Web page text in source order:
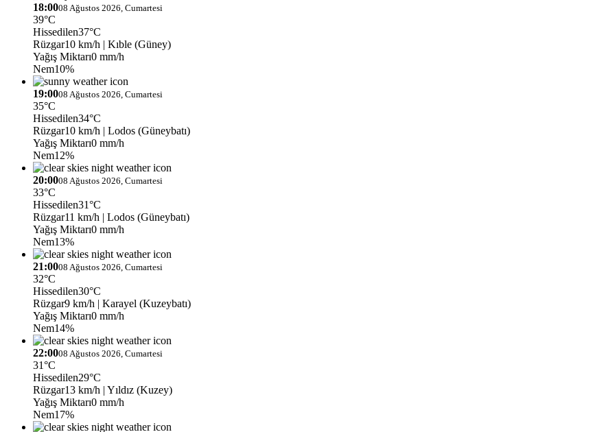
18:0008 Ağustos 2026, Cumartesi
39°C
Hissedilen37°C
Rüzgar10 km/h | Kıble (Güney)
Yağış Miktarı0 mm/h
Nem10%
19:0008 Ağustos 2026, Cumartesi
35°C
Hissedilen34°C
Rüzgar10 km/h | Lodos (Güneybatı)
Yağış Miktarı0 mm/h
Nem12%
20:0008 Ağustos 2026, Cumartesi
33°C
Hissedilen31°C
Rüzgar11 km/h | Lodos (Güneybatı)
Yağış Miktarı0 mm/h
Nem13%
21:0008 Ağustos 2026, Cumartesi
32°C
Hissedilen30°C
Rüzgar9 km/h | Karayel (Kuzeybatı)
Yağış Miktarı0 mm/h
Nem14%
22:0008 Ağustos 2026, Cumartesi
31°C
Hissedilen29°C
Rüzgar13 km/h | Yıldız (Kuzey)
Yağış Miktarı0 mm/h
Nem17%